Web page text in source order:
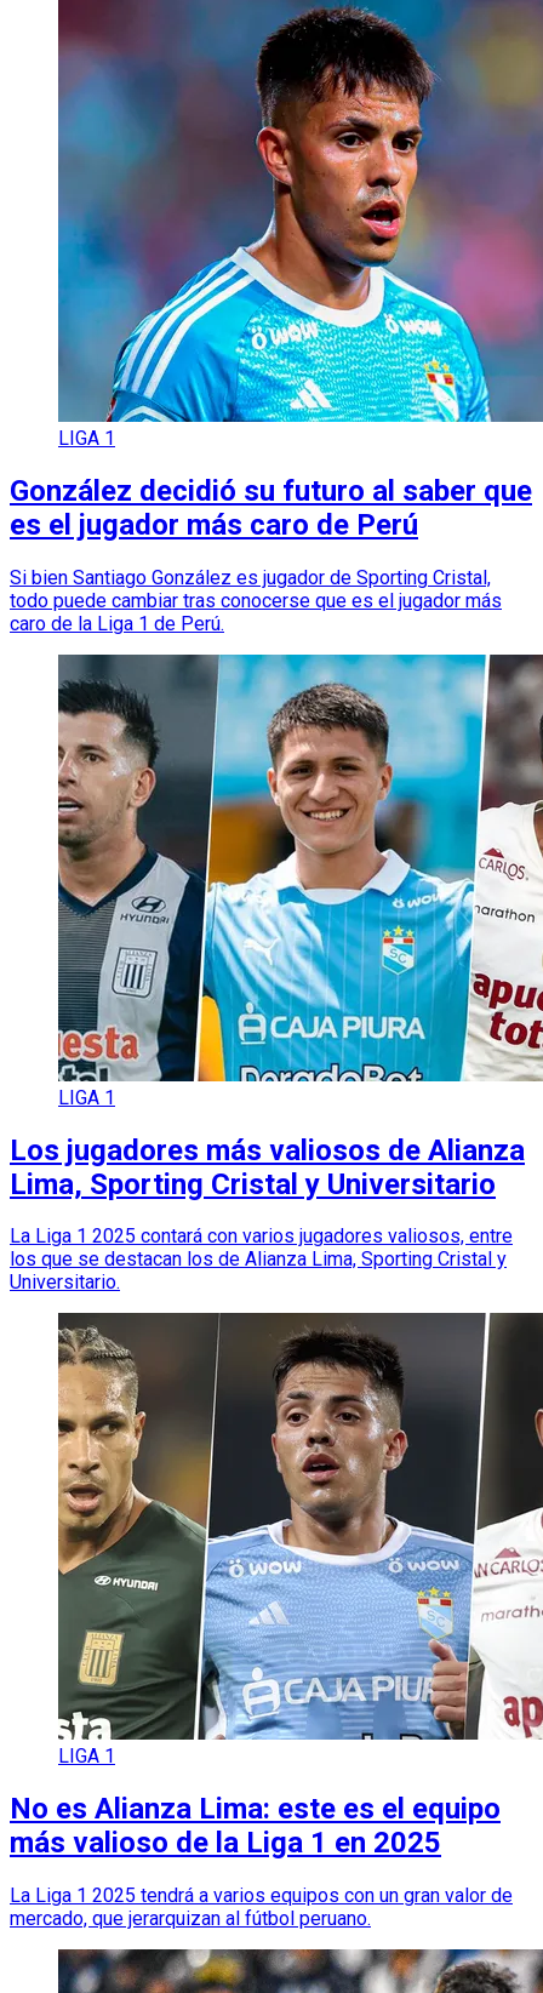
LIGA 1
González decidió su futuro al saber que
es el jugador más caro de Perú
Si bien Santiago González es jugador de Sporting Cristal,
todo puede cambiar tras conocerse que es el jugador más
caro de la Liga 1 de Perú.
LIGA 1
Los jugadores más valiosos de Alianza
Lima, Sporting Cristal y Universitario
La Liga 1 2025 contará con varios jugadores valiosos, entre
los que se destacan los de Alianza Lima, Sporting Cristal y
Universitario.
LIGA 1
No es Alianza Lima: este es el equipo
más valioso de la Liga 1 en 2025
La Liga 1 2025 tendrá a varios equipos con un gran valor de
mercado, que jerarquizan al fútbol peruano.